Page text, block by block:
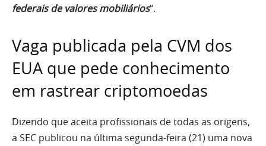
federais de valores mobiliários“.
Vaga publicada pela CVM dos
EUA que pede conhecimento
em rastrear criptomoedas
Dizendo que aceita profissionais de todas as origens,
a SEC publicou na última segunda-feira (21) uma nova